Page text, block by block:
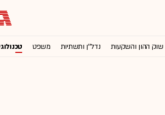
שוק ההון והשקעות נדל''ן ותשתיות משפט